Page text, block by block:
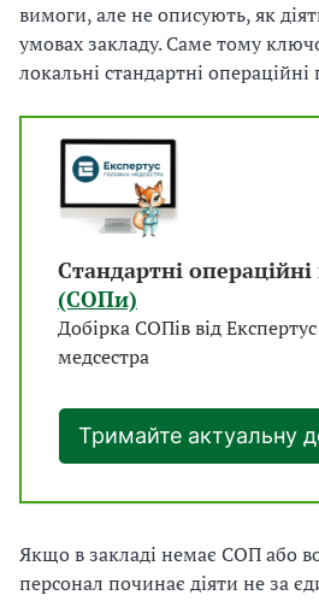
вимоги, але не описують, як
умовах закладу. Саме тому
локальні стандартні
Стандартні
(СОПи)
Добірка СОПів від
медсестра
Тримайте актуальну
Якщо в закладі немає СОП або
персонал починає діяти не за